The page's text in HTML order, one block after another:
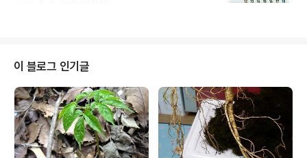
이 블로그 인기글